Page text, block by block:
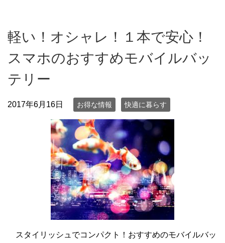
軽い！オシャレ！１本で安心！
スマホのおすすめモバイルバッ
テリー
2017年6月16日 お得な情報 快適に暮らす
スタイリッシュでコンパクト！おすすめのモバイルバッ